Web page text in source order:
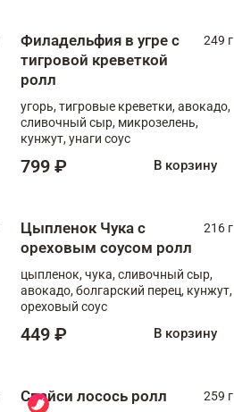
Филадельфия в угре с
тигровой креветкой
ролл
249 г
угорь, тигровые креветки, авокадо,
сливочный сыр, микрозелень,
кунжут, унаги соус
799 ₽ В корзину
Цыпленок Чука с
ореховым соусом ролл
216 г
цыпленок, чука, сливочный сыр,
авокадо, болгарский перец, кунжут,
ореховый соус
449 ₽ В корзину
Спайси лосось ролл 259 г